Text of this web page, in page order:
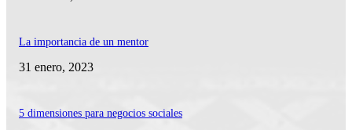
La importancia de un mentor
31 enero, 2023
5 dimensiones para negocios sociales